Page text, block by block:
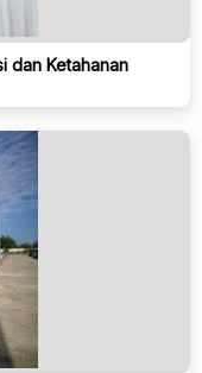
dan Ketahanan